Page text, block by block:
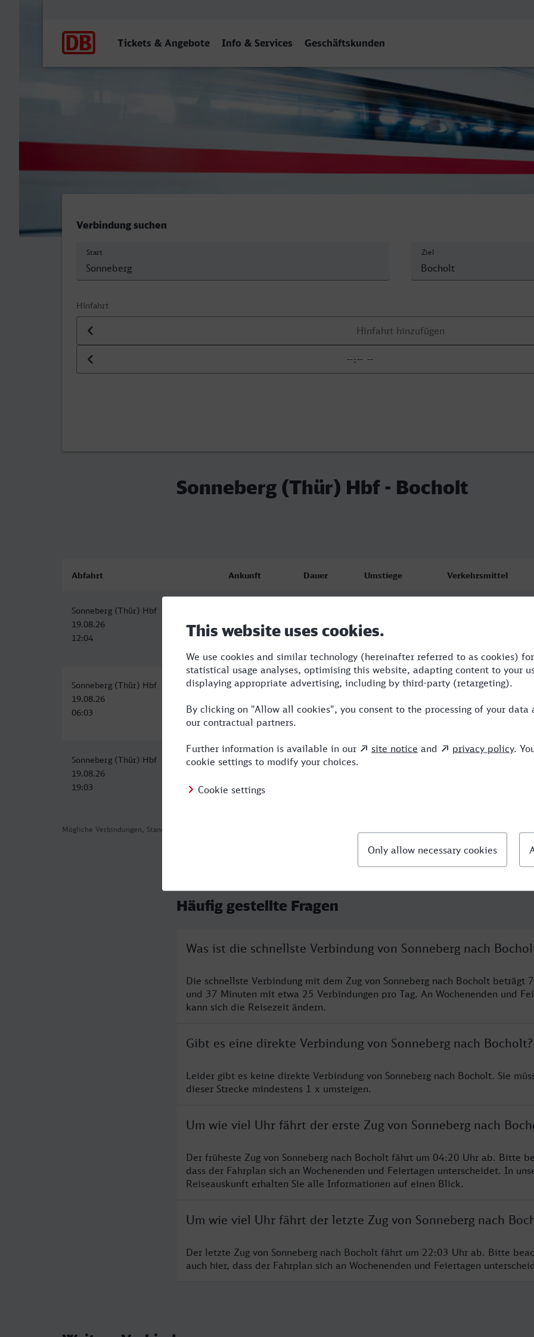
Tickets & Angebote Info & Services Geschäftskunden
Sonneberg (Thür) Hbf - Bocholt
Verbindung suchen
Start Ziel
Hinfahrt
Datum der Hinfahrt
Uhrzeit der Hinfahrt
Sonneberg (Thür) Hbf - Bocholt
Mögliche Verbindungen, Stand: 2026-08-05 17:39
Abfahrt Ankunft Dauer Umstiege Verkehrsmittel
Sonneberg (Thür) Hbf
19.08.26
12:04
19.08.26
19:41
Sonneberg (Thür) Hbf
19.08.26
06:03
Bocholt
13:41
7:38 2 RE,ICE,VIA
Sonneberg (Thür) Hbf
19.08.26
19:03
Bocholt
06:41
11:38
Häufig gestellte Fragen
Was ist die schnellste Verbindung von Sonneberg nach
Die schnellste Verbindung mit dem Zug von Sonneberg nach Bocholt beträgt
und 37 Minuten mit etwa 25 Verbindungen pro Tag. An Wochenenden und
kann sich die Reisezeit ändern.
Gibt es eine direkte Verbindung von Sonneberg nach Bocholt?
Leider gibt es keine direkte Verbindung von Sonneberg nach Bocholt. Sie
dieser Strecke mindestens 1 x umsteigen.
Um wie viel Uhr fährt der erste Zug von Sonneberg nach
Der früheste Zug von Sonneberg nach Bocholt fährt um 04:20 Uhr ab. Bitte
dass der Fahrplan sich an Wochenenden und Feiertagen unterscheidet. In
Reiseauskunft erhalten Sie alle Informationen auf einen Blick.
Um wie viel Uhr fährt der letzte Zug von Sonneberg nach
Der letzte Zug von Sonneberg nach Bocholt fährt um 22:03 Uhr ab. Bitte
auch hier, dass der Fahrplan sich an Wochenenden und Feiertagen